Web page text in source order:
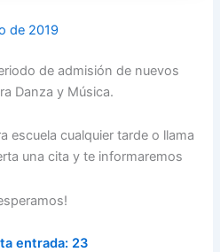
de 2019
de admisión de nuevos
Danza y Música.
escuela cualquier tarde o llama
una cita y te informaremos
entrada: 23